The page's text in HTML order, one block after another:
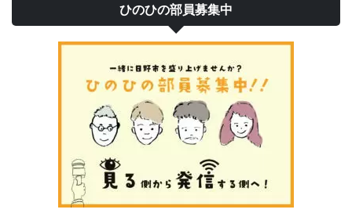
ひのひの部員募集中